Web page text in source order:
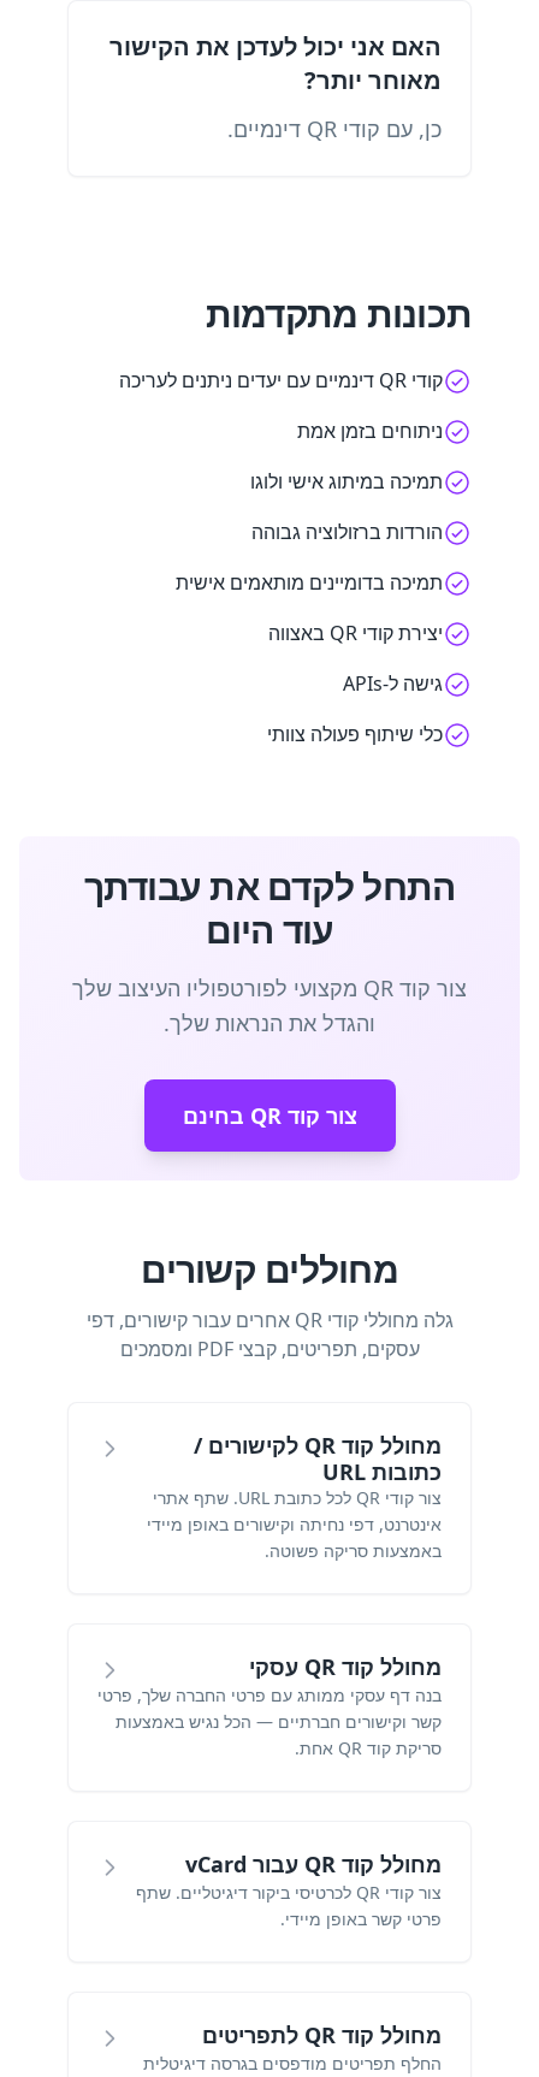
האם אני יכול לעדכן את הקישור
מאוחר יותר?
כן, עם קודי QR דינמיים.
תכונות מתקדמות
קודי QR דינמיים עם יעדים ניתנים לעריכה
ניתוחים בזמן אמת
תמיכה במיתוג אישי ולוגו
הורדות ברזולוציה גבוהה
תמיכה בדומיינים מותאמים אישית
יצירת קודי QR באצווה
גישה ל-APIs
כלי שיתוף פעולה צוותי
התחל לקדם את עבודתך
עוד היום
צור קוד QR מקצועי לפורטפוליו העיצוב שלך
והגדל את הנראות שלך.
צור קוד QR בחינם
מחוללים קשורים
גלה מחוללי קודי QR אחרים עבור קישורים, דפי
עסקים, תפריטים, קבצי PDF ומסמכים
מחולל קוד QR לקישורים /
כתובות URL
צור קודי QR לכל כתובת URL. שתף אתרי
אינטרנט, דפי נחיתה וקישורים באופן מיידי
באמצעות סריקה פשוטה.
מחולל קוד QR עסקי
בנה דף עסקי ממותג עם פרטי החברה שלך, פרטי
קשר וקישורים חברתיים — הכל נגיש באמצעות
סריקת קוד QR אחת.
מחולל קוד QR עבור vCard
צור קודי QR לכרטיסי ביקור דיגיטליים. שתף
פרטי קשר באופן מיידי.
מחולל קוד QR לתפריטים
החלף תפריטים מודפסים בגרסה דיגיטלית